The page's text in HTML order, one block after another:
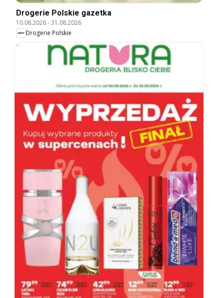
Drogerie Polskie gazetka
10.08.2026-31.08.2026
Drogerie Polskie